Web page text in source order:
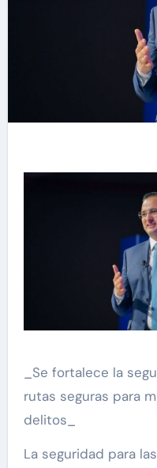
_Se fortalece la
rutas seguras para
delitos_
La seguridad para